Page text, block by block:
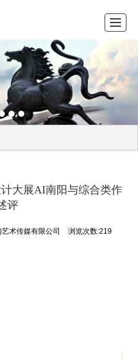
新闻动态 人才招聘 联系我们 LBS
大展AI南阳与综合类作
评
术传媒有限公司 浏览次数:219